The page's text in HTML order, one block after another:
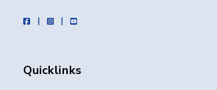
facebookinstagramyoutube
Quicklinks